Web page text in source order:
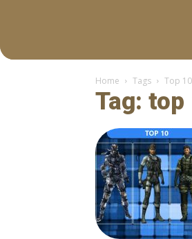
Home Tags Top
Tag: